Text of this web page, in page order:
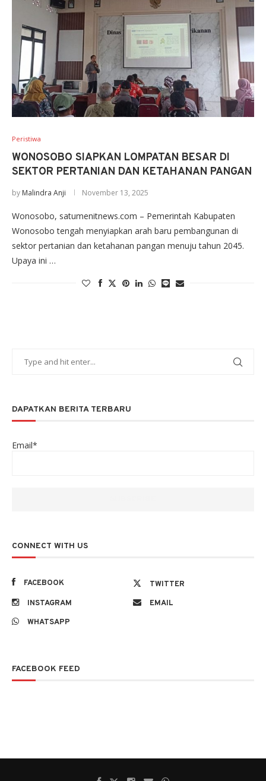
Peristiwa
WONOSOBO SIAPKAN LOMPATAN BESAR DI
SEKTOR PERTANIAN DAN KETAHANAN PANGAN
by Malindra Anji November 13, 2025
Wonosobo, satumenitnews.com – Pemerintah Kabupaten
Wonosobo tengah menyiapkan arah baru pembangunan di
sektor pertanian dan ketahanan pangan menuju tahun 2045.
Upaya ini …
DAPATKAN BERITA TERBARU
Email*
CONNECT WITH US
FACEBOOK
TWITTER
INSTAGRAM
EMAIL
WHATSAPP
FACEBOOK FEED